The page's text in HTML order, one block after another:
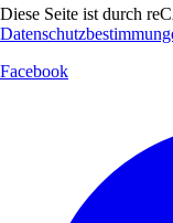
Diese Seite ist durch
Facebook